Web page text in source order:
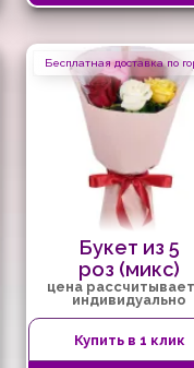
Бесплатная доставка по
Букет из 5
роз (микс)
цена
индивидуально
Купить в 1 клик